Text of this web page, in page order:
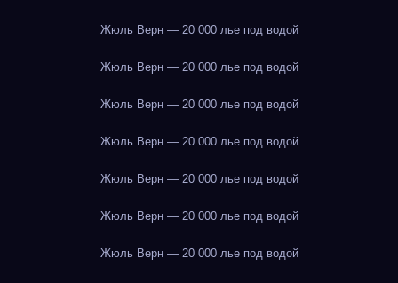
Жюль Верн — 20 000 лье под водой
Жюль Верн — 20 000 лье под водой
Жюль Верн — 20 000 лье под водой
Жюль Верн — 20 000 лье под водой
Жюль Верн — 20 000 лье под водой
Жюль Верн — 20 000 лье под водой
Жюль Верн — 20 000 лье под водой